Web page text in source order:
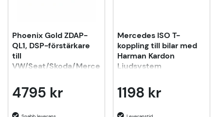
Phoenix Gold ZDAP-
QL1, DSP-förstärkare
till
VW/Seat/Skoda/Mercedes
4795 kr
Mercedes ISO T-
koppling till bilar med
Harman Kardon
Ljudsystem
1198 kr